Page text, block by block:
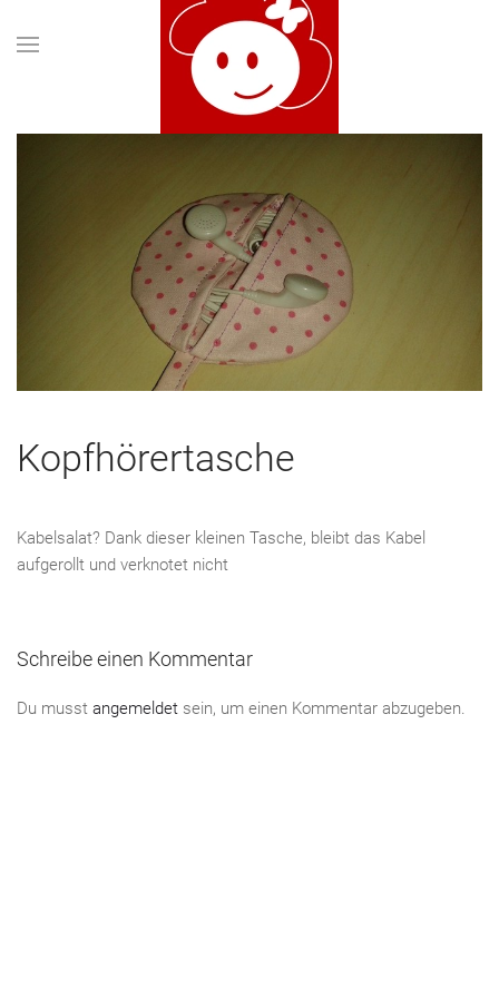
Kopfhörertasche
Kabelsalat? Dank dieser kleinen Tasche, bleibt das Kabel
aufgerollt und verknotet nicht
Schreibe einen Kommentar
Du musst angemeldet sein, um einen Kommentar abzugeben.